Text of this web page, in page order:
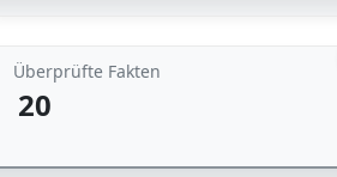
Überprüfte Fakten
20